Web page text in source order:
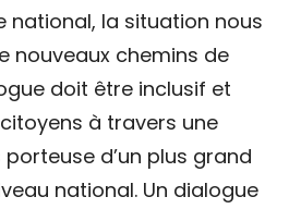
national, la situation nous
nouveaux chemins de
doit être inclusif et
à travers une
d’un plus grand
national. Un dialogue